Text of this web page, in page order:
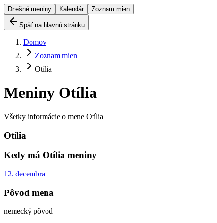
Dnešné meniny Kalendár Zoznam mien
Späť na hlavnú stránku
Domov
Zoznam mien
Otília
Meniny Otília
Všetky informácie o mene Otília
Otília
Kedy má Otília meniny
12. decembra
Pôvod mena
nemecký pôvod